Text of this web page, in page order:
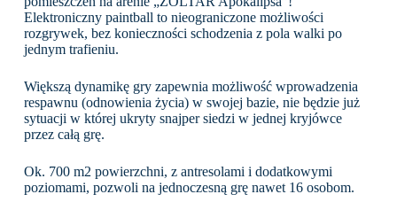
Elektroniczny paintball to nieograniczone możliwości
rozgrywek, bez konieczności schodzenia z pola walki po
jednym trafieniu.
Większą dynamikę gry zapewnia możliwość wprowadzenia
respawnu (odnowienia życia) w swojej bazie, nie będzie już
sytuacji w której ukryty snajper siedzi w jednej kryjówce
przez całą grę.
Ok. 700 m2 powierzchni, z antresolami i dodatkowymi
poziomami, pozwoli na jednoczesną grę nawet 16 osobom.